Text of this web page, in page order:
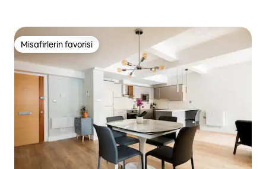
Misafirlerin favorisi
Misafirlerin favorisi